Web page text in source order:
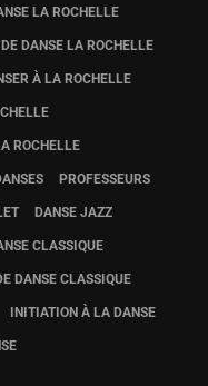
LA ROCHELLE
DE DANSE LA ROCHELLE
À LA ROCHELLE
ROCHELLE
PROFESSEURS
DANSE JAZZ
CLASSIQUE
DANSE CLASSIQUE
INITIATION À LA DANSE